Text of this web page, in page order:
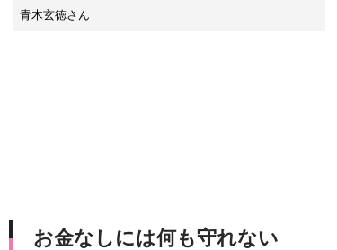
青木玄徳さん
お金なしには何も守れない